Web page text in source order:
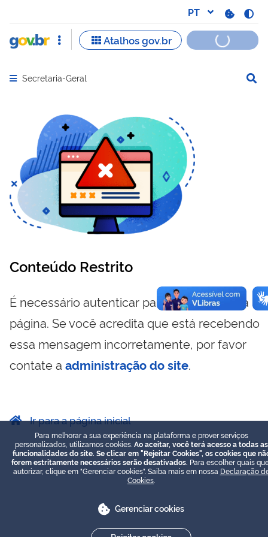
Abrir menu principal de navegação
Secretaria-Geral
Conteúdo Restrito
É necessário autenticar para visualizar essa
página. Se você acredita que está recebendo
essa mensagem incorretamente, por favor
contate a administração do site.
Ir para a página inicial
Para melhorar a sua experiência na plataforma e prover serviços
personalizados, utilizamos cookies. Ao aceitar, você terá acesso a todas as
funcionalidades do site. Se clicar em "Rejeitar Cookies", os cookies que
forem estritamente necessários serão desativados. Para escolher quais
autorizar, clique em "Gerenciar cookies". Saiba mais em nossa Declaração
Cookies
Gerenciar cookies